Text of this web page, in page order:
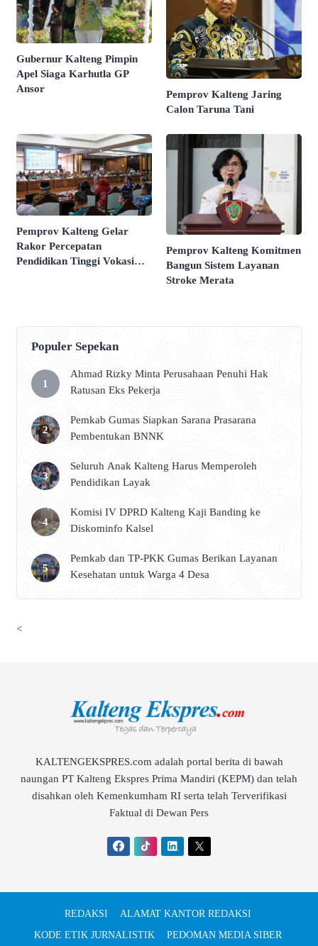
Gubernur Kalteng Pimpin
Apel Siaga Karhutla GP
Ansor
Pemprov Kalteng Jaring
Calon Taruna Tani
Pemprov Kalteng Gelar
Rakor Percepatan
Pendidikan Tinggi Vokasi
Pemprov Kalteng Komitmen
Bangun Sistem Layanan
Stroke Merata
Populer Sepekan
Ahmad Rizky Minta Perusahaan Penuhi Hak
Ratusan Eks Pekerja
Pemkab Gumas Siapkan Sarana Prasarana
Pembentukan BNNK
Seluruh Anak Kalteng Harus Memperoleh
Pendidikan Layak
Komisi IV DPRD Kalteng Kaji Banding ke
Diskominfo Kalsel
Pemkab dan TP-PKK Gumas Berikan Layanan
Kesehatan untuk Warga 4 Desa
<
KALTENGEKSPRES.com adalah portal berita di bawah
naungan PT Kalteng Ekspres Prima Mandiri (KEPM) dan telah
disahkan oleh Kemenkumham RI serta telah Terverifikasi
Faktual di Dewan Pers
REDAKSI
ALAMAT KANTOR REDAKSI
KODE ETIK JURNALISTIK
PEDOMAN MEDIA SIBER